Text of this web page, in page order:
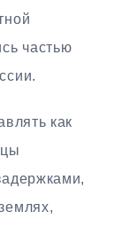
частью
как